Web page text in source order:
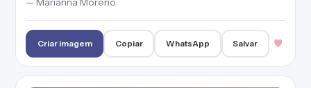
Criar imagem Copiar WhatsApp Salvar